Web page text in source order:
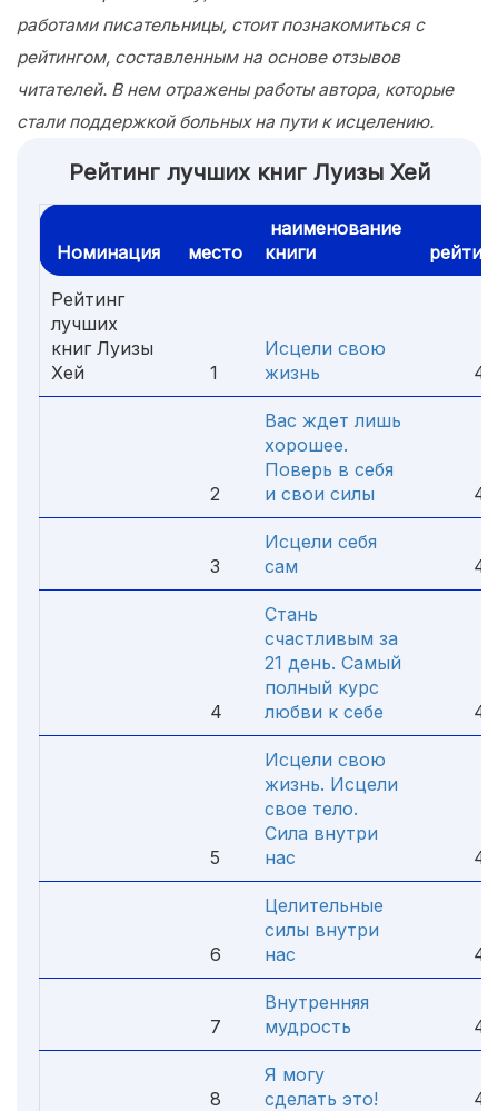
работами писательницы, стоит познакомиться с
рейтингом, составленным на основе отзывов
читателей. В нем отражены работы автора, которые
стали поддержкой больных на пути к исцелению.
Рейтинг лучших книг Луизы Хей
Номинация место
наименование
книги
Рейтинг
лучших
книг Луизы
Хей
1
Исцели свою
жизнь
2
Вас ждет лишь
хорошее.
Поверь в себя
и свои силы
3
Исцели себя
сам
4
Стань
счастливым за
21 день. Самый
полный курс
любви к себе
5
Исцели свою
жизнь. Исцели
свое тело.
Сила внутри
нас
6
Целительные
силы внутри
нас
7
Внутренняя
мудрость
8
Я могу
сделать это!